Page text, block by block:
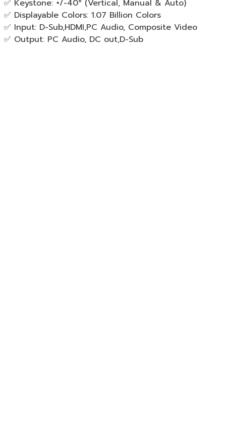
✅ Keystone: +/-40° (Vertical, Manual & Auto)
✅ Displayable Colors: 1.07 Billion Colors
✅ Input: D-Sub,HDMI,PC Audio, Composite Video
✅ Output: PC Audio, DC out,D-Sub